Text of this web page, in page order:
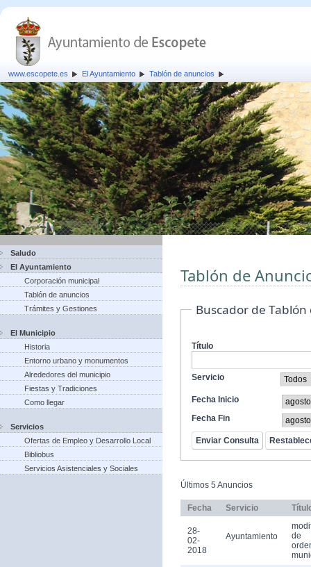
www.escopete.es El Ayuntamiento Tablón de anuncios
Saludo
El Ayuntamiento
Corporación municipal
Tablón de anuncios
Trámites y Gestiones
El Municipio
Historia
Entorno urbano y monumentos
Alrededores del municipio
Fiestas y Tradiciones
Como llegar
Servicios
Ofertas de Empleo y Desarrollo Local
Bibliobus
Servicios Asistenciales y Sociales
Tablón de
Buscador de
Título
Servicio
Fecha Inicio
Fecha Fin
Últimos 5 Anuncios
Fecha Servicio
28-
02-
2018
Ayuntamiento
de